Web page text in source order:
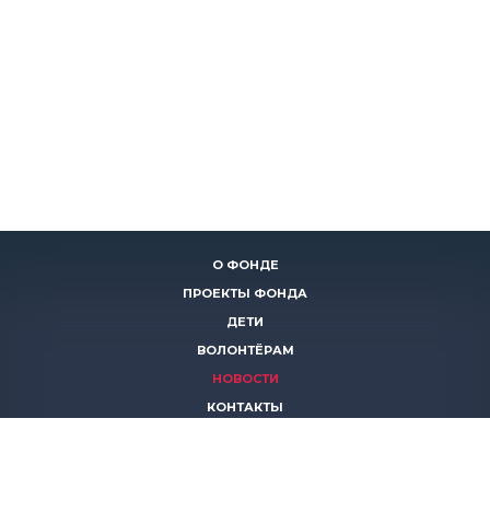
О ФОНДЕ
ПРОЕКТЫ ФОНДА
ДЕТИ
ВОЛОНТЁРАМ
НОВОСТИ
КОНТАКТЫ